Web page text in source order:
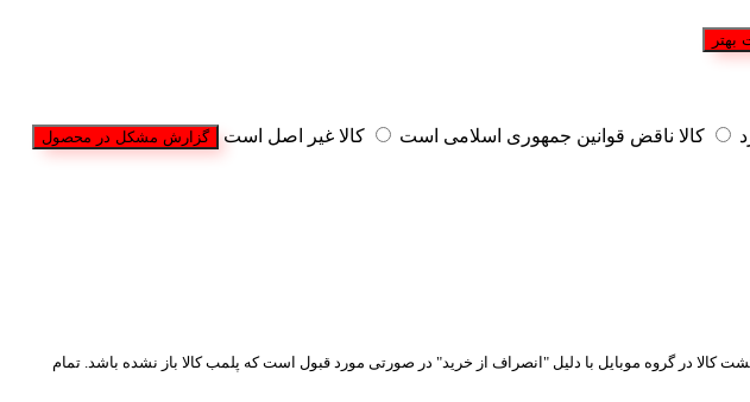
کالا ناقض قوانین جمهوری اسلامی است کالا غیر اصل است
گزارش مشکل در محصول
کالا در گروه موبایل با دلیل "انصراف از خرید" در صورتی مورد قبول است که پلمب کالا باز نشده باشد. تمام